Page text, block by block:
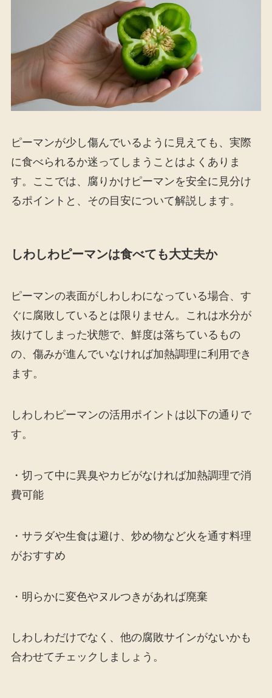
ピーマンが少し傷んでいるように見えても、実際
に食べられるか迷ってしまうことはよくありま
す。ここでは、腐りかけピーマンを安全に見分け
るポイントと、その目安について解説します。
しわしわピーマンは食べても大丈夫か
ピーマンの表面がしわしわになっている場合、す
ぐに腐敗しているとは限りません。これは水分が
抜けてしまった状態で、鮮度は落ちているもの
の、傷みが進んでいなければ加熱調理に利用でき
ます。
しわしわピーマンの活用ポイントは以下の通りで
す。
・切って中に異臭やカビがなければ加熱調理で消
費可能
・サラダや生食は避け、炒め物など火を通す料理
がおすすめ
・明らかに変色やヌルつきがあれば廃棄
しわしわだけでなく、他の腐敗サインがないかも
合わせてチェックしましょう。